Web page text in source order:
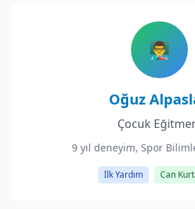
👨‍🏫
Oğuz
Çocuk
9 yıl deneyim, Spor
İlk Yardım Can